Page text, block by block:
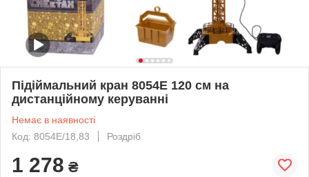
Підіймальний кран 8054E 120 см на
дистанційному керуванні
Немає в наявності
Код: 8054E/18,83
Роздріб
1 278 ₴